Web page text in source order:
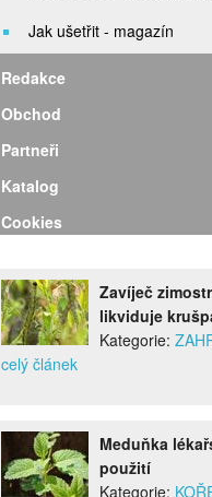
Jak ušetřit - magazín
Redakce
Obchod
Partneři
Katalog
Cookies
Zavíječ
likviduje
Kategorie:
celý článek
Meduňka
použití
Kategorie: